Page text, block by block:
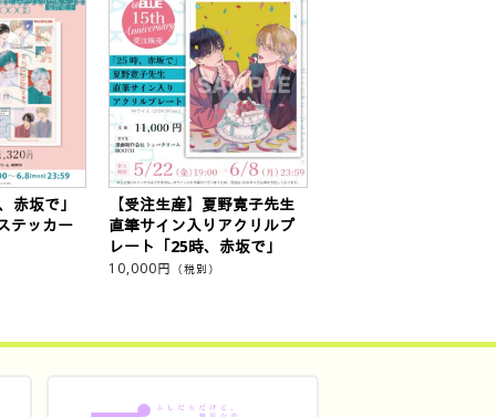
赤坂で」
テッカー
【受注生産】夏野寛子先生
直筆サイン入りアクリルプ
レート「25時、赤坂で」
10,000円 （税別）